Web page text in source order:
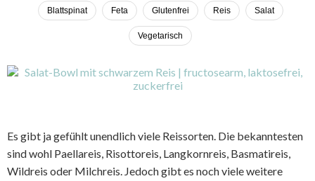
Blattspinat Feta Glutenfrei Reis Salat
Vegetarisch
Es gibt ja gefühlt unendlich viele Reissorten. Die bekanntesten
sind wohl Paellareis, Risottoreis, Langkornreis, Basmatireis,
Wildreis oder Milchreis. Jedoch gibt es noch viele weitere